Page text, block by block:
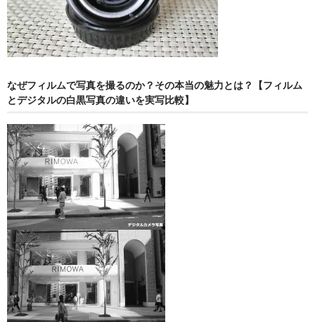
なぜフィルムで写真を撮るのか？その本当の魅力とは？【フィルム
とデジタルの白黒写真の違いを実写比較】